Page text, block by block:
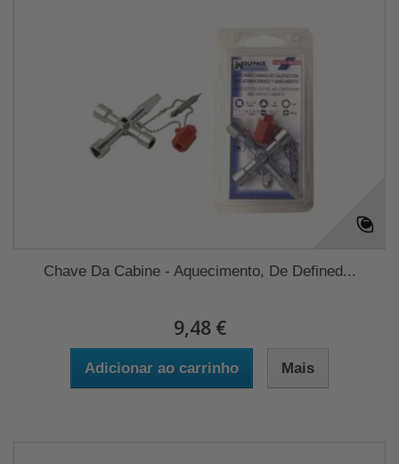
Chave Da Cabine - Aquecimento, De Defined...
9,48 €
Adicionar ao carrinho Mais